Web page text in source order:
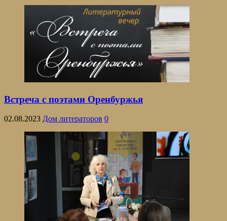
Встреча с поэтами Оренбуржья
02.08.2023 Дом литераторов 0